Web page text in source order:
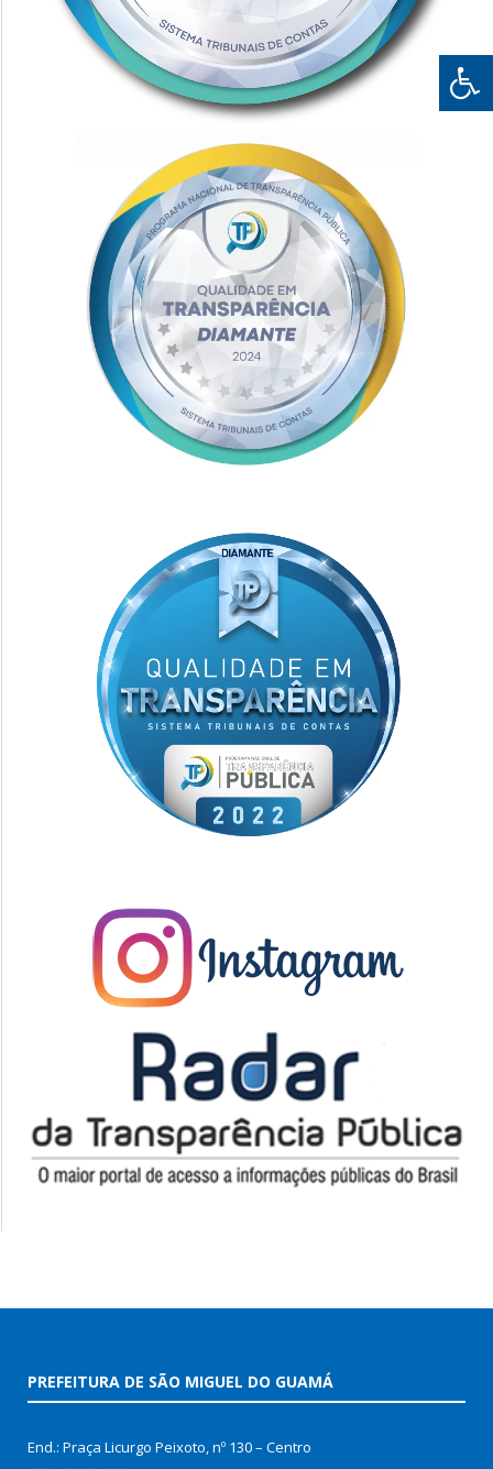
PREFEITURA DE SÃO MIGUEL DO GUAMÁ
End.: Praça Licurgo Peixoto, nº 130 – Centro